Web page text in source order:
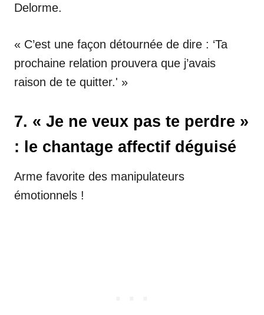
Delorme.
« C’est une façon détournée de dire : ‘Ta
prochaine relation prouvera que j’avais
raison de te quitter.' »
7. « Je ne veux pas te perdre »
: le chantage affectif déguisé
Arme favorite des manipulateurs
émotionnels !